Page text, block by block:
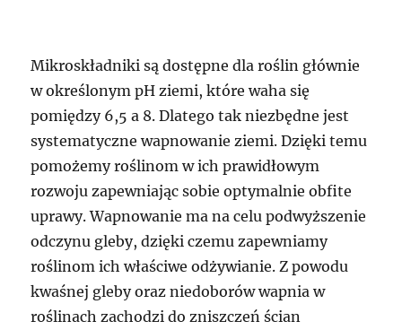
Mikroskładniki są dostępne dla roślin głównie
w określonym pH ziemi, które waha się
pomiędzy 6,5 a 8. Dlatego tak niezbędne jest
systematyczne wapnowanie ziemi. Dzięki temu
pomożemy roślinom w ich prawidłowym
rozwoju zapewniając sobie optymalnie obfite
uprawy. Wapnowanie ma na celu podwyższenie
odczynu gleby, dzięki czemu zapewniamy
roślinom ich właściwe odżywianie. Z powodu
kwaśnej gleby oraz niedoborów wapnia w
roślinach zachodzi do zniszczeń ścian